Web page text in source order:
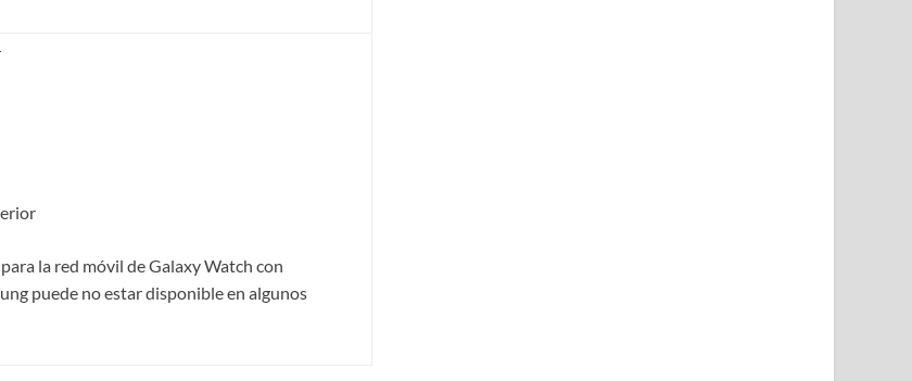
la red móvil de Galaxy Watch con
puede no estar disponible en algunos